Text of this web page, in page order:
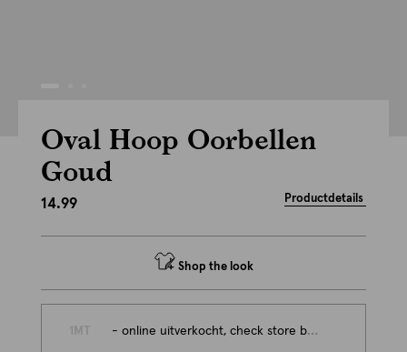
Oval Hoop Oorbellen
Goud
14.99 Productdetails
Shop the look
- online uitverkocht, check store beschikbaarheid